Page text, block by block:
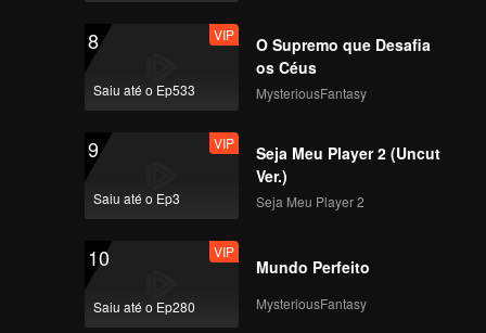
8
Saiu até o Ep533
VIP
O Supremo que Desafia
os Céus
MysteriousFantasy
9
Saiu até o Ep3
VIP
Seja Meu Player 2 (Uncut
Ver.)
Seja Meu Player 2
10
Saiu até o Ep280
VIP
Mundo Perfeito
MysteriousFantasy